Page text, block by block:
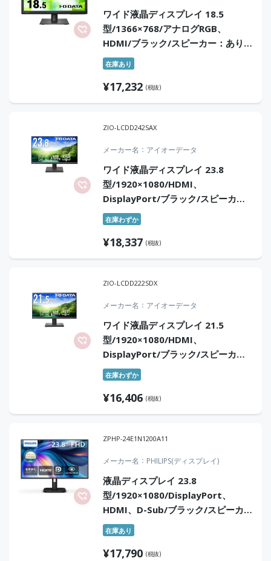
ワイド液晶ディスプレイ 18.5
型/1366×768/アナログRGB、
HDMI/ブラック/スピーカー：あり/5
年保証
在庫あり
¥17,232 (税抜)
ZIO-LCDD242SAX
メーカー名 アイオーデータ
ワイド液晶ディスプレイ 23.8
型/1920×1080/HDMI、
DisplayPort/ブラック/スピーカ
ー：あり/「5年保証」/100Hz対応で
視認性アップ！
在庫わずか
¥18,337 (税抜)
ZIO-LCDD222SDX
メーカー名 アイオーデータ
ワイド液晶ディスプレイ 21.5
型/1920×1080/HDMI、
DisplayPort/ブラック/スピーカ
ー：あり/「5年保証」/100Hz対応で
視認性アップ！
在庫わずか
¥16,406 (税抜)
ZPHP-24E1N1200A11
メーカー名 PHILIPS(ディスプレイ)
液晶ディスプレイ 23.8
型/1920×1080/DisplayPort、
HDMI、D-Sub/ブラック/スピーカ
ー：あり/5年間フル保証/省資源化パ
ッケージ
在庫あり
¥17,790 (税抜)